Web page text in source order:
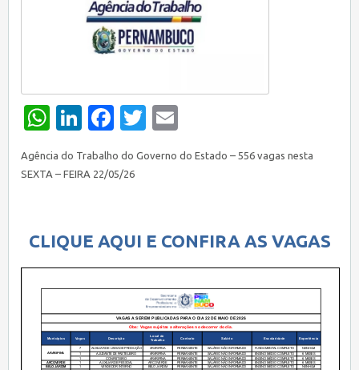
WhatsApp
LinkedIn
Facebook
Twitter
Agência do Trabalho do Governo do Estado – 556 vagas nesta
SEXTA – FEIRA 22/05/26
CLIQUE AQUI E CONFIRA AS VAGAS